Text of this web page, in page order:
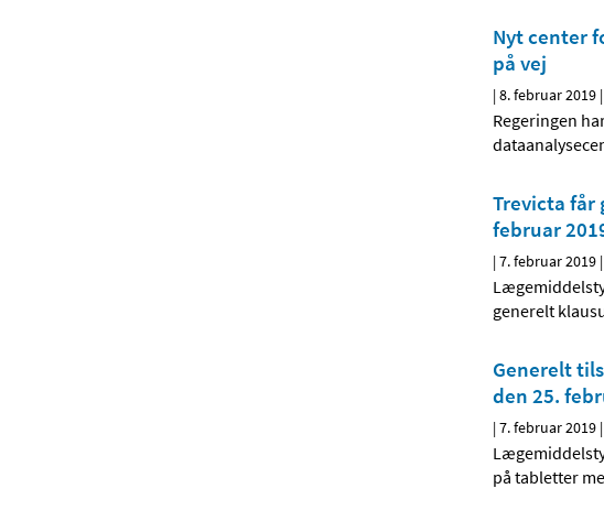
Nyt center
på vej
|8. februar 2019 |
Regeringen
Trevicta får
februar
|7. februar 2019 |
generelt
Generelt
den 25.
|7. februar 2019 |
på tabletter